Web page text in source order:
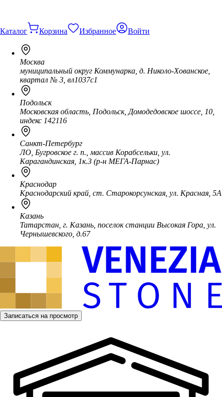
Каталог Корзина Избранное Войти
Москва
муниципальный округ Коммунарка, д. Николо-Хованское,
квартал № 3, вл1037с1
Подольск
Московская область, Подольск, Домодедовское шоссе, 10,
индекс 142116
Санкт-Петербург
ЛО, Бугровское г. п., массив Корабсельки, ул.
Карагандинская, 1к.3 (р-н МЕГА-Парнас)
Краснодар
Краснодарский край, ст. Старокорсунская, ул. Красная, 5А
Казань
Татарстан, г. Казань, поселок станции Высокая Гора, ул.
Чернышевского, д.67
Записаться на просмотр